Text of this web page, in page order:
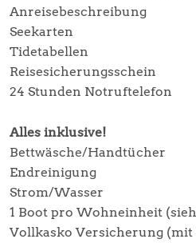
Anreisebeschreibung
Seekarten
Tidetabellen
Reisesicherungsschein
24 Stunden Notruftelefon
Alles inklusive!
Bettwäsche/Handtücher
Endreinigung
Strom/Wasser
1 Boot pro Wohneinheit
Vollkasko Versicherung (mit